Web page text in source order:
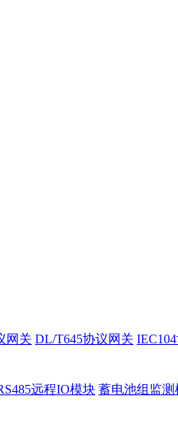
网关 DL/T645协议网关
远程IO模块 蓄电池组监测